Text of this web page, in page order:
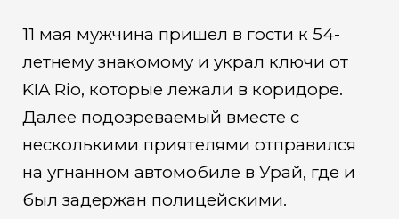
11 мая мужчина пришел в гости к 54-
летнему знакомому и украл ключи от
KIA Rio, которые лежали в коридоре.
Далее подозреваемый вместе с
несколькими приятелями отправился
на угнанном автомобиле в Урай, где и
был задержан полицейскими.